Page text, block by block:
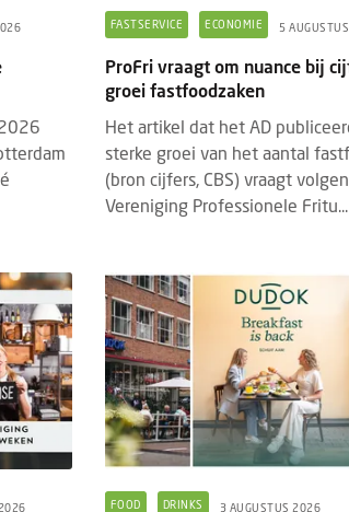
FASTSERVICE ECONOMIE 5
ProFri vraagt om nuance bij
groei fastfoodzaken
Het artikel dat het AD
sterke groei van het aantal
(bron cijfers, CBS) vraagt
Vereniging Professionele Fritu...
FOOD DRINKS 3 AUGUSTUS 2026
28 JULI 2025
op Gastvrij
van 22 tot en
vormen de
een
BRANDED CONTENT
Inschrijving Horecava
geopend
De inschrijving voor de
2027 is geopend.
bedrijven, startups en